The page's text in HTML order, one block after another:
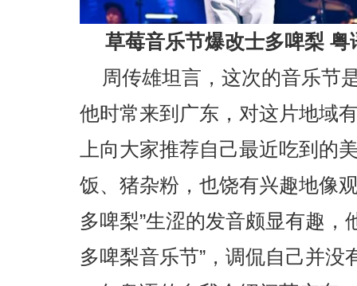
草莓音乐节爆改士多啤梨
周传雄坦言，这次的音乐节
他时常来到广东，对这片地域
上向大家推荐自己最近吃到的
饭、猪杂粉，也饶有兴趣地像
多啤梨”生涩的发音颇显有趣，
多啤梨音乐节”，调侃自己并